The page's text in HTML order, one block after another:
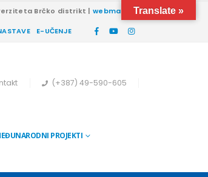
Brčko distrikt |webmail
E-UČENJE
(+387) 49-590-605
PROJEKTI
Translate »